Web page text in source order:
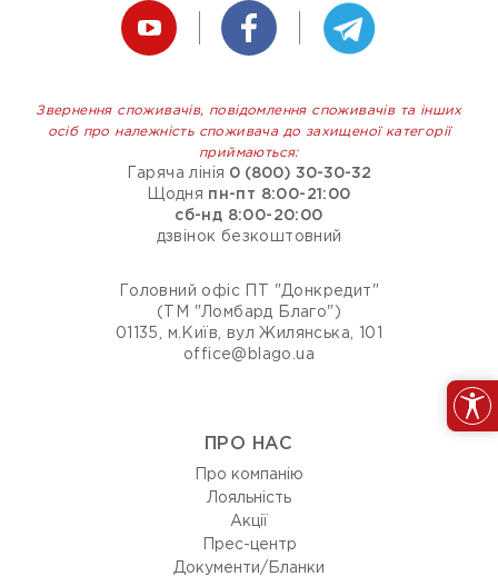
Звернення споживачів, повідомлення споживачів та інших
осіб про належність споживача до захищеної категорії
приймаються:
Гаряча лінія 0 (800) 30-30-32
Щодня пн-пт 8:00-21:00
сб-нд 8:00-20:00
дзвінок безкоштовний
Головний офіс ПТ "Донкредит"
(ТМ "Ломбард Благо")
01135, м.Київ, вул Жилянська, 101
office@blago.ua
ПРО НАС
Про компанію
Лояльність
Акції
Прес-центр
Документи/Бланки